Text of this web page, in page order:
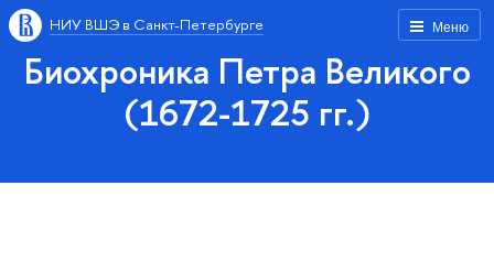
Меню
НИУ ВШЭ в Санкт-Петербурге
Биохроника Петра Великого
(1672-1725 гг.)